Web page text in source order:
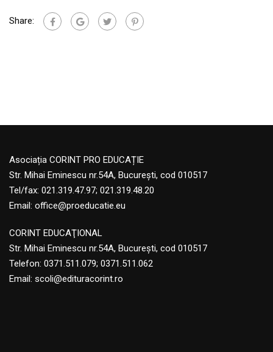
Share:
Asociația CORINT PRO EDUCAȚIE
Str. Mihai Eminescu nr.54A, București, cod 010517
Tel/fax: 021.319.47.97; 021.319.48.20
Email: office@proeducatie.eu
CORINT EDUCAŢIONAL
Str. Mihai Eminescu nr.54A, Bucureşti, cod 010517
Telefon: 0371.511.079; 0371.511.062
Email: scoli@edituracorint.ro